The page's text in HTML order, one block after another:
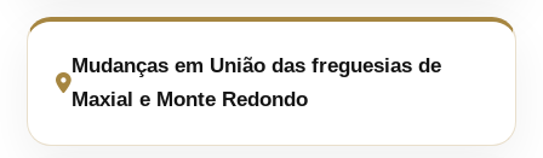
Mudanças em União das freguesias de
Maxial e Monte Redondo